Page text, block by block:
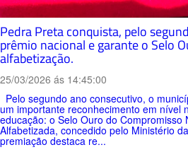
Pedra Preta conquista, pelo
prêmio nacional e garante o Selo
alfabetização.
25/03/2026 ás 14:45:00
Pelo segundo ano consecutivo, o
um importante reconhecimento em nível
educação: o Selo Ouro do Compromisso
Alfabetizada, concedido pelo Ministério
premiação destaca re...